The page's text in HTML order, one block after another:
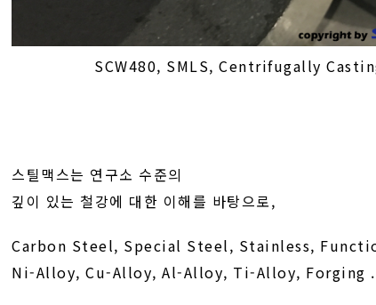
SCW480, SMLS, Centrifugally
스틸맥스는 연구소 수준의
깊이 있는 철강에 대한 이해를 바탕으로,
Carbon Steel, Special Steel, Stainless,
Ni-Alloy, Cu-Alloy, Al-Alloy, Ti-Alloy, Forging .